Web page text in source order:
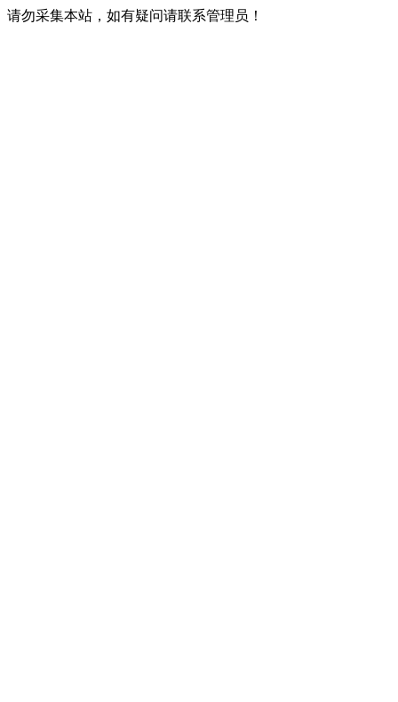
请勿采集本站，如有疑问请联系管理员！